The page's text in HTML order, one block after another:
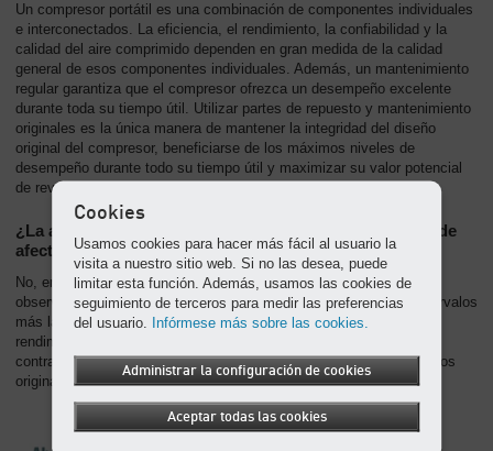
Un compresor portátil es una combinación de componentes individuales
e interconectados. La eficiencia, el rendimiento, la confiabilidad y la
calidad del aire comprimido dependen en gran medida de la calidad
general de esos componentes individuales. Además, un mantenimiento
regular garantiza que el compresor ofrezca un desempeño excelente
durante toda su tiempo útil. Utilizar partes de repuesto y mantenimiento
originales es la única manera de mantener la integridad del diseño
original del compresor, beneficiarse de los máximos niveles de
desempeño durante todo su tiempo útil y maximizar su valor potencial
de reventa.
¿La ampliación de los intervalos de mantenimiento puede
afectar de algún modo al desempeño del compresor?
No, en absoluto. Basándonos en nuestros muchos años de
observación, podemos asegurar a nuestros clientes que estos intervalos
más largos no tienen ningún impacto negativo en la eficiencia, el
rendimiento, la confiabilidad ni la calidad del aire comprimido. Al
contrario, este nuevo mantenimiento consiste en combinar repuestos
originales de alta calidad con otras ventajas adicionales.
Cookies
Usamos cookies para hacer más fácil al usuario la
visita a nuestro sitio web. Si no las desea, puede
limitar esta función. Además, usamos las cookies de
seguimiento de terceros para medir las preferencias
del usuario. Infórmese más sobre las cookies.
Administrar la configuración de cookies
Aceptar todas las cookies